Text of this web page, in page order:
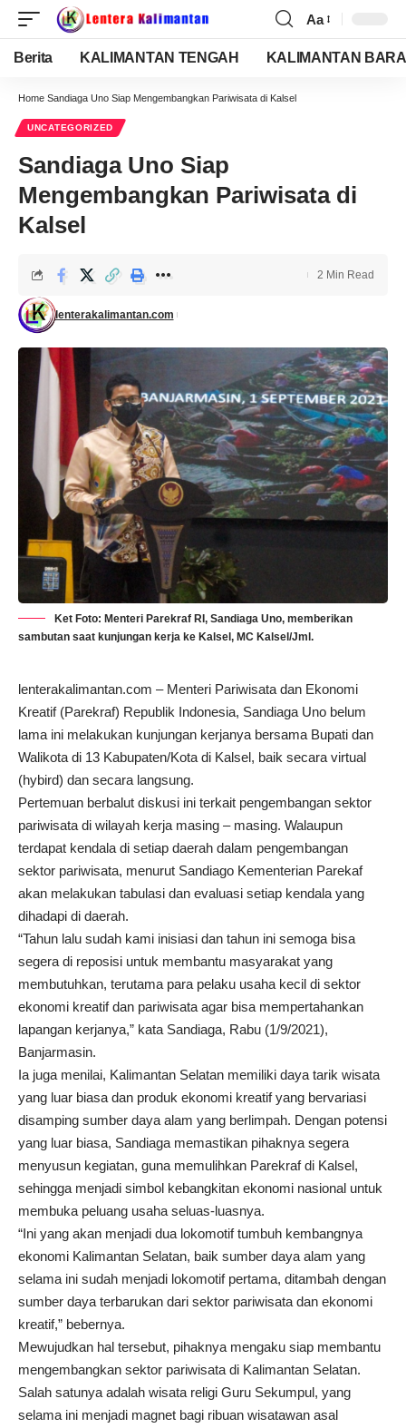
Aa
Berita KALIMANTAN TENGAH KALIMANTAN
Home Sandiaga Uno Siap Mengembangkan Pariwisata di Kalsel
UNCATEGORIZED
Sandiaga Uno Siap
Mengembangkan Pariwisata di
Kalsel
lenterakalimantan.com
2 Min Read
Ket Foto: Menteri Parekraf RI, Sandiaga Uno, memberikan
sambutan saat kunjungan kerja ke Kalsel, MC Kalsel/Jml.
lenterakalimantan.com – Menteri Pariwisata dan Ekonomi
Kreatif (Parekraf) Republik Indonesia, Sandiaga Uno belum
lama ini melakukan kunjungan kerjanya bersama Bupati dan
Walikota di 13 Kabupaten/Kota di Kalsel, baik secara virtual
(hybird) dan secara langsung.
Pertemuan berbalut diskusi ini terkait pengembangan sektor
pariwisata di wilayah kerja masing – masing. Walaupun
terdapat kendala di setiap daerah dalam pengembangan
sektor pariwisata, menurut Sandiago Kementerian Parekaf
akan melakukan tabulasi dan evaluasi setiap kendala yang
dihadapi di daerah.
“Tahun lalu sudah kami inisiasi dan tahun ini semoga bisa
segera di reposisi untuk membantu masyarakat yang
membutuhkan, terutama para pelaku usaha kecil di sektor
ekonomi kreatif dan pariwisata agar bisa mempertahankan
lapangan kerjanya,” kata Sandiaga, Rabu (1/9/2021),
Banjarmasin.
Ia juga menilai, Kalimantan Selatan memiliki daya tarik wisata
yang luar biasa dan produk ekonomi kreatif yang bervariasi
disamping sumber daya alam yang berlimpah. Dengan potensi
yang luar biasa, Sandiaga memastikan pihaknya segera
menyusun kegiatan, guna memulihkan Parekraf di Kalsel,
sehingga menjadi simbol kebangkitan ekonomi nasional untuk
membuka peluang usaha seluas-luasnya.
“Ini yang akan menjadi dua lokomotif tumbuh kembangnya
ekonomi Kalimantan Selatan, baik sumber daya alam yang
selama ini sudah menjadi lokomotif pertama, ditambah dengan
sumber daya terbarukan dari sektor pariwisata dan ekonomi
kreatif,” bebernya.
Mewujudkan hal tersebut, pihaknya mengaku siap membantu
mengembangkan sektor pariwisata di Kalimantan Selatan.
Salah satunya adalah wisata religi Guru Sekumpul, yang
selama ini menjadi magnet bagi ribuan wisatawan asal